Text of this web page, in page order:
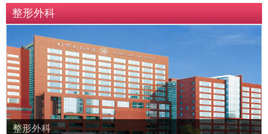
整形外科
整形外科